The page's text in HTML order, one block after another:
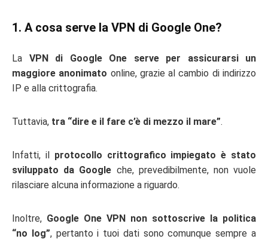
1. A cosa serve la VPN di Google One?
La VPN di Google One serve per assicurarsi un
maggiore anonimato online, grazie al cambio di indirizzo
IP e alla crittografia.
Tuttavia, tra “dire e il fare c’è di mezzo il mare”.
Infatti, il protocollo crittografico impiegato è stato
sviluppato da Google che, prevedibilmente, non vuole
rilasciare alcuna informazione a riguardo.
Inoltre, Google One VPN non sottoscrive la politica
“no log”, pertanto i tuoi dati sono comunque sempre a